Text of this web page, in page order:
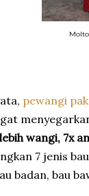
pewangi
wangi, 7x
7 jenis
badan, bau